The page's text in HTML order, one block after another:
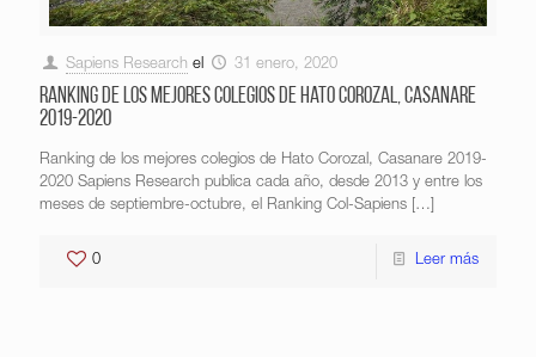
Sapiens Research el 31 enero, 2020
Ranking de los mejores colegios de Hato Corozal, Casanare
2019-2020
Ranking de los mejores colegios de Hato Corozal, Casanare 2019-
2020 Sapiens Research publica cada año, desde 2013 y entre los
meses de septiembre-octubre, el Ranking Col-Sapiens […]
0 Leer más